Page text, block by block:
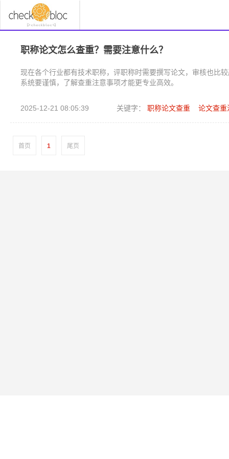
职称论文怎么查重？需要注意什么？
现在各个行业都有技术职称，评职称时需要撰写论文，审核也比
系统要谨慎，了解查重注意事项才能更专业高效。
2025-12-21 08:05:39 关键字： 职称论文查重 论文查重
首页 1 尾页